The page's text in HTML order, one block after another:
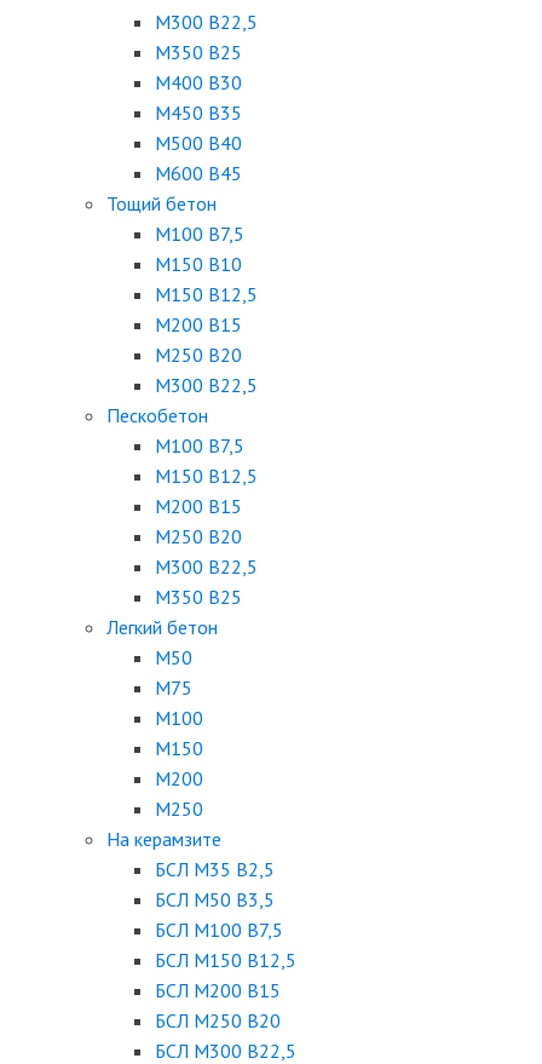
М300 B22,5
М350 B25
М400 B30
М450 B35
М500 B40
М600 B45
Тощий бетон
М100 В7,5
М150 В10
М150 В12,5
М200 В15
М250 В20
М300 В22,5
Пескобетон
М100 В7,5
М150 В12,5
М200 В15
М250 В20
М300 В22,5
М350 В25
Легкий бетон
М50
М75
М100
М150
М200
М250
На керамзите
БСЛ М35 B2,5
БСЛ М50 В3,5
БСЛ М100 В7,5
БСЛ М150 В12,5
БСЛ М200 В15
БСЛ М250 В20
БСЛ М300 В22,5